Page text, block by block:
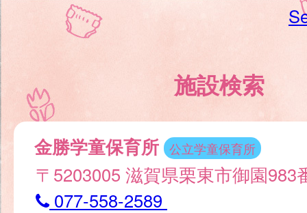
施設検索
金勝学童保育所 公立学童保育所
〒5203005 滋賀県栗東市御園983
077-558-2589